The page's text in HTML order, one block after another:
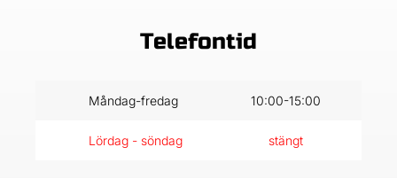
Telefontid
Måndag-fredag 10:00-15:00
Lördag - söndag stängt